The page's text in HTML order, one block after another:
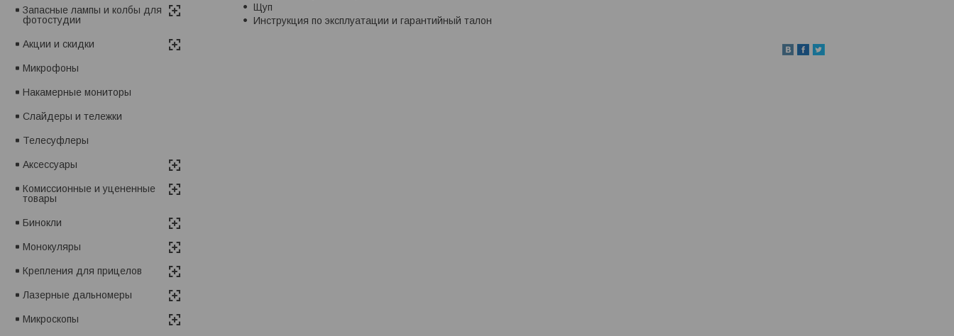
Щуп
Инструкция по эксплуатации и гарантийный талон
Запасные лампы и колбы для
фотостудии
Акции и скидки
Микрофоны
Накамерные мониторы
Слайдеры и тележки
Телесуфлеры
Аксессуары
Комиссионные и уцененные
товары
Бинокли
Монокуляры
Крепления для прицелов
Лазерные дальномеры
Микроскопы